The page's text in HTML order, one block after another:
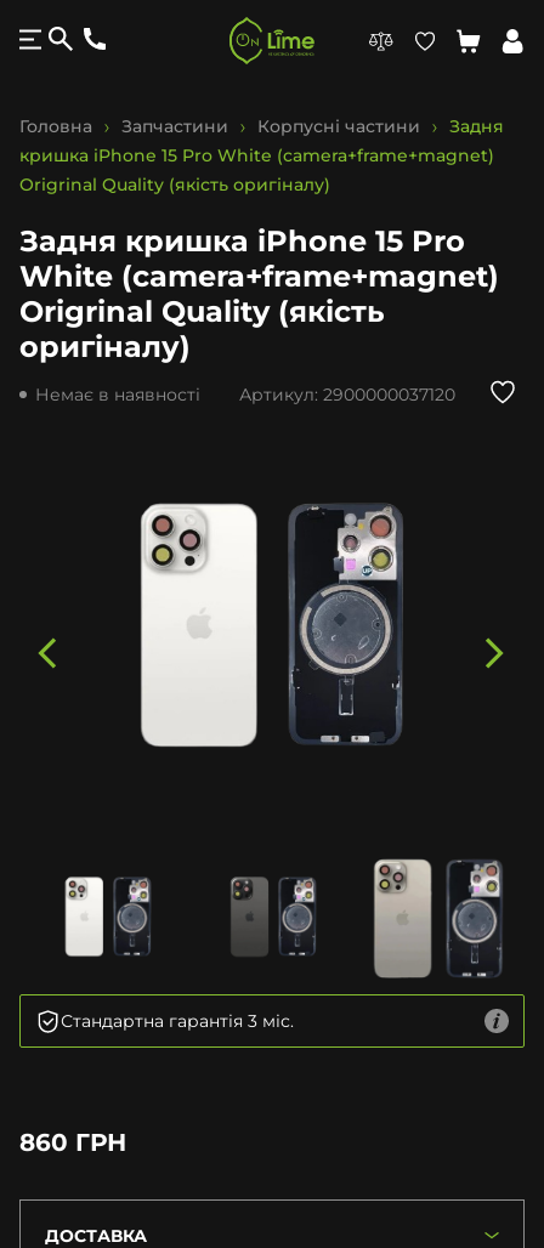
Головна Запчастини Корпусні частини
Задня
кришка iPhone 15 Pro White (camera+frame+magnet)
Origrinal Quality (якість оригіналу)
Задня кришка iPhone 15 Pro
White (camera+frame+magnet)
Origrinal Quality (якість
оригіналу)
Немає в наявності Артикул: 2900000037120
Стандартна гарантія 3 міс.
860 ГРН
ДОСТАВКА